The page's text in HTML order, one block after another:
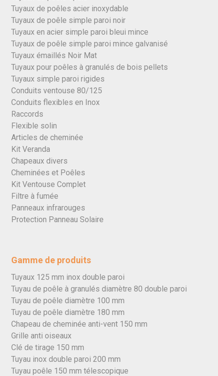
Tuyaux de poêles acier inoxydable
Tuyaux de poêle simple paroi noir
Tuyaux en acier simple paroi bleui mince
Tuyaux de poêle simple paroi mince galvanisé
Tuyaux émaillés Noir Mat
Tuyaux pour poêles à granulés de bois pellets
Tuyaux simple paroi rigides
Conduits ventouse 80/125
Conduits flexibles en Inox
Raccords
Flexible solin
Articles de cheminée
Kit Veranda
Chapeaux divers
Cheminées et Poêles
Kit Ventouse Complet
Filtre à fumée
Panneaux infrarouges
Protection Panneau Solaire
Gamme de produits
Tuyaux 125 mm inox double paroi
Tuyau de poêle à granulés diamètre 80 double paroi
Tuyau de poêle diamètre 100 mm
Tuyau de poêle diamètre 180 mm
Chapeau de cheminée anti-vent 150 mm
Grille anti oiseaux
Clé de tirage 150 mm
Tuyau inox double paroi 200 mm
Tuyau poêle 150 mm télescopique